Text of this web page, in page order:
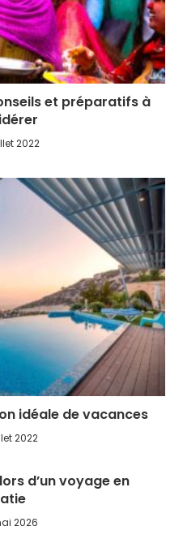
et préparatifs à
2022
idéale de vacances
2022
d’un voyage en
2026